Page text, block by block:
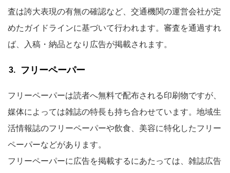
査は誇大表現の有無の確認など、交通機関の運営会社が定
めたガイドラインに基づいて行われます。審査を通過すれ
ば、入稿・納品となり広告が掲載されます。
フリーペーパー
フリーペーパーは読者へ無料で配布される印刷物ですが、
媒体によっては雑誌の特長も持ち合わせています。地域生
活情報誌のフリーペーパーや飲食、美容に特化したフリー
ペーパーなどがあります。
フリーペーパーに広告を掲載するにあたっては、雑誌広告